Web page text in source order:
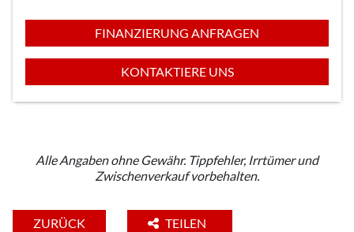
FINANZIERUNG ANFRAGEN
KONTAKTIERE UNS
Alle Angaben ohne Gewähr. Tippfehler, Irrtümer und
Zwischenverkauf vorbehalten.
ZURÜCK TEILEN